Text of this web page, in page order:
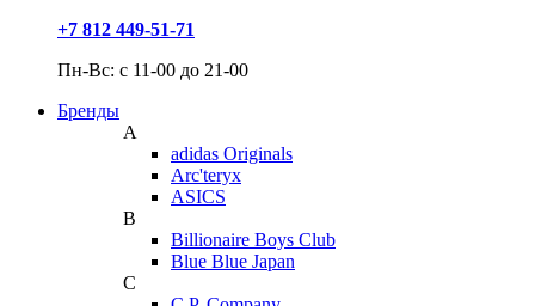
+7 812 449-51-71
Пн-Вс: с 11-00 до 21-00
Бренды
A
adidas Originals
Arc'teryx
ASICS
B
Billionaire Boys Club
Blue Blue Japan
C